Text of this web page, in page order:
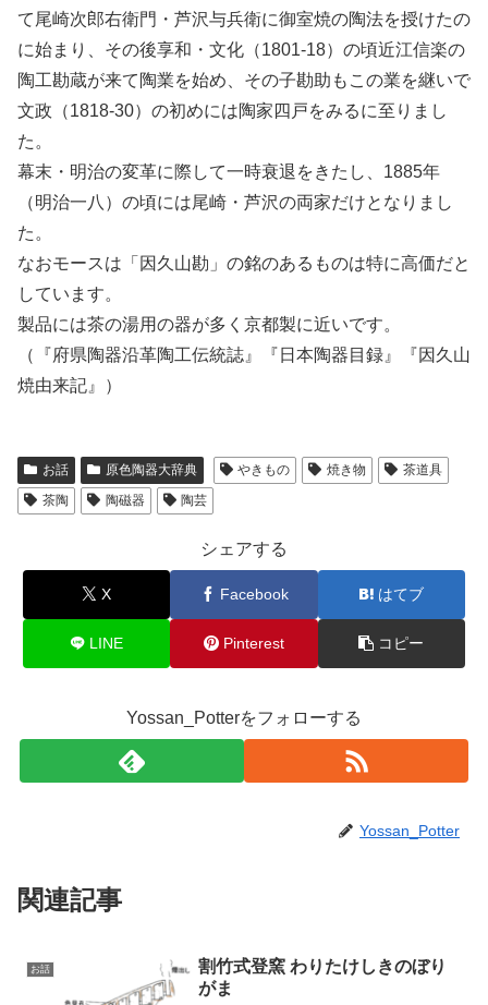
て尾崎次郎右衛門・芦沢与兵衛に御室焼の陶法を授けたの
に始まり、その後享和・文化（1801-18）の頃近江信楽の
陶工勘蔵が来て陶業を始め、その子勘助もこの業を継いで
文政（1818-30）の初めには陶家四戸をみるに至りまし
た。
幕末・明治の変革に際して一時衰退をきたし、1885年
（明治一八）の頃には尾崎・芦沢の両家だけとなりまし
た。
なおモースは「因久山勘」の銘のあるものは特に高価だと
しています。
製品には茶の湯用の器が多く京都製に近いです。
（『府県陶器沿革陶工伝統誌』『日本陶器目録』『因久山
焼由来記』）
お話 原色陶器大辞典 やきもの 焼き物
茶道具
茶陶
陶磁器 陶芸
シェアする
X Facebook はてブ
LINE Pinterest コピー
Yossan_Potterをフォローする
Yossan_Potter
関連記事
お話
割竹式登窯 わりたけしきのぼり
がま